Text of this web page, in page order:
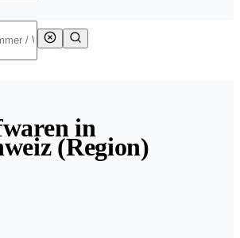
in
(Region)